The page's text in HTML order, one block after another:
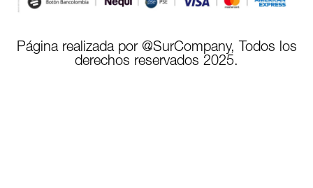
Página realizada por @SurCompany, Todos los
derechos reservados 2025.